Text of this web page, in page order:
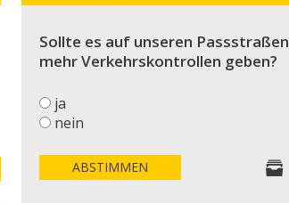
Sollte es auf unseren Passstraßen
mehr Verkehrskontrollen geben?
ja
nein
ABSTIMMEN